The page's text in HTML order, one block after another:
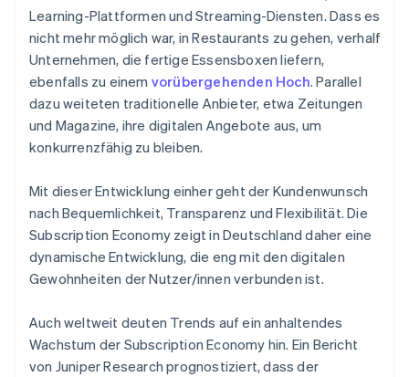
Learning-Plattformen und Streaming-Diensten. Dass es
nicht mehr möglich war, in Restaurants zu gehen, verhalf
Unternehmen, die fertige Essensboxen liefern,
ebenfalls zu einem vorübergehenden Hoch. Parallel
dazu weiteten traditionelle Anbieter, etwa Zeitungen
und Magazine, ihre digitalen Angebote aus, um
konkurrenzfähig zu bleiben.
Mit dieser Entwicklung einher geht der Kundenwunsch
nach Bequemlichkeit, Transparenz und Flexibilität. Die
Subscription Economy zeigt in Deutschland daher eine
dynamische Entwicklung, die eng mit den digitalen
Gewohnheiten der Nutzer/innen verbunden ist.
Auch weltweit deuten Trends auf ein anhaltendes
Wachstum der Subscription Economy hin. Ein Bericht
von Juniper Research prognostiziert, dass der